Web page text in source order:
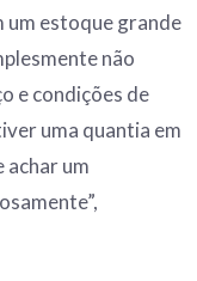
um estoque grande
não
e condições de
uma quantia em
achar um